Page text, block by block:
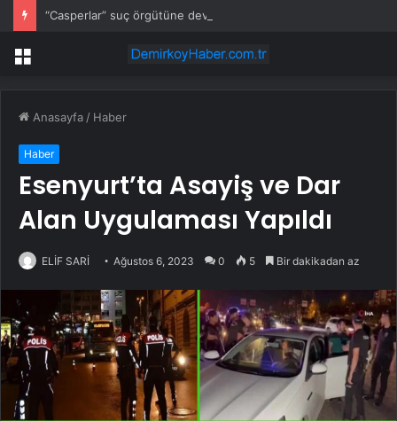
Menü
Anasayfa / Haber
Haber
Esenyurt’ta Asayiş ve Dar
Alan Uygulaması Yapıldı
ELİF SARİ Ağustos 6, 2023 0 5 Bir dakikadan az